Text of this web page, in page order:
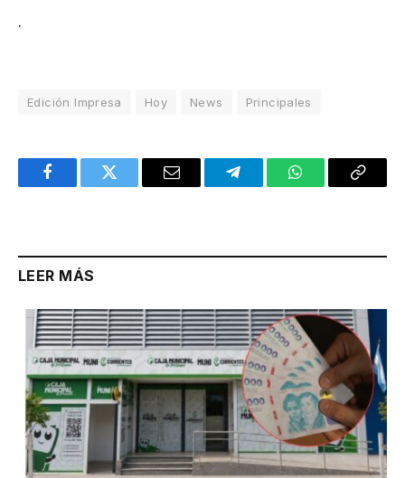
.
Edición Impresa Hoy News Principales
FacebookTwitter Email TelegramWhatsAppCopy
LEER MÁS